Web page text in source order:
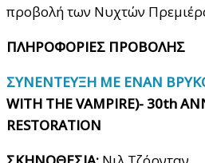
προβολή των Νυχτών
ΠΛΗΡΟΦΟΡΙΕΣ ΠΡΟΒΟΛΗΣ
ΣΥΝΕΝΤΕΥΞΗ ΜΕ ΕΝΑΝ
WITH THE VAMPIRE)- 30th
RESTORATION